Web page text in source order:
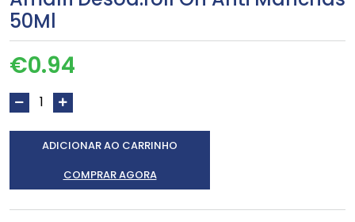
50Ml
€0.94
ADICIONAR AO CARRINHO
COMPRAR AGORA